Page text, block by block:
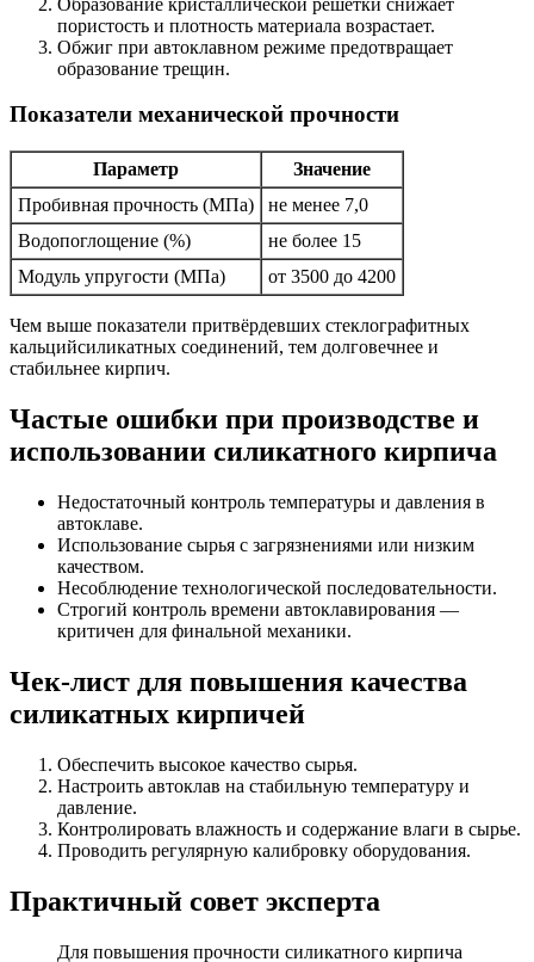
пористость и плотность материала возрастает.
Обжиг при автоклавном режиме предотвращает
образование трещин.
Показатели механической прочности
Параметр
Значение
Пробивная прочность (МПа)
не менее 7,0
Водопоглощение (%)
не более 15
Модуль упругости (МПа)
от 3500 до 4200
Чем выше показатели притвёрдевших стеклографитных
кальцийсиликатных соединений, тем долговечнее и
стабильнее кирпич.
Частые ошибки при производстве и
использовании силикатного кирпича
Недостаточный контроль температуры и давления в
автоклаве.
Использование сырья с загрязнениями или низким
качеством.
Несоблюдение технологической последовательности.
Строгий контроль времени автоклавирования —
критичен для финальной механики.
Чек-лист для повышения качества
силикатных кирпичей
Обеспечить высокое качество сырья.
Настроить автоклав на стабильную температуру и
давление.
Контролировать влажность и содержание влаги в сырье.
Проводить регулярную калибровку оборудования.
Практичный совет эксперта
Для повышения прочности силикатного кирпича